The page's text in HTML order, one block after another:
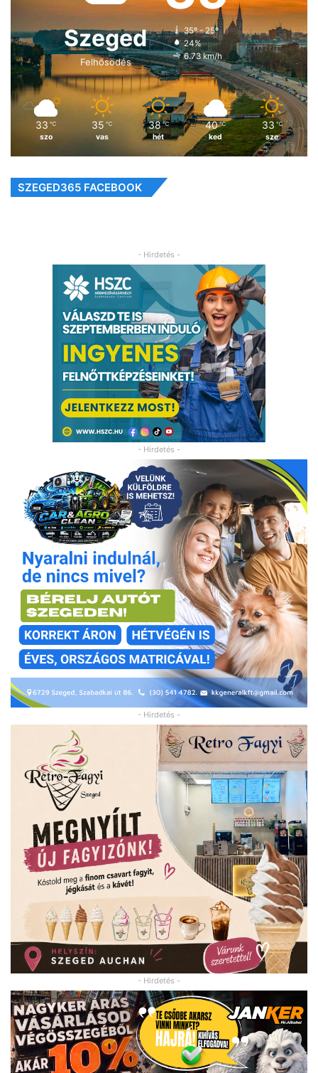
Szeged
Felhősödés
35º - 25º
24%
6.73 km/h
33 ℃
szo
35 ℃
vas
38 ℃
hét
40 ℃
ked
33 ℃
sze
SZEGED365 FACEBOOK
- Hirdetés -
- Hirdetés -
- Hirdetés -
- Hirdetés -